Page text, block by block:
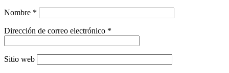
Nombre *
Dirección de correo electrónico *
Sitio web